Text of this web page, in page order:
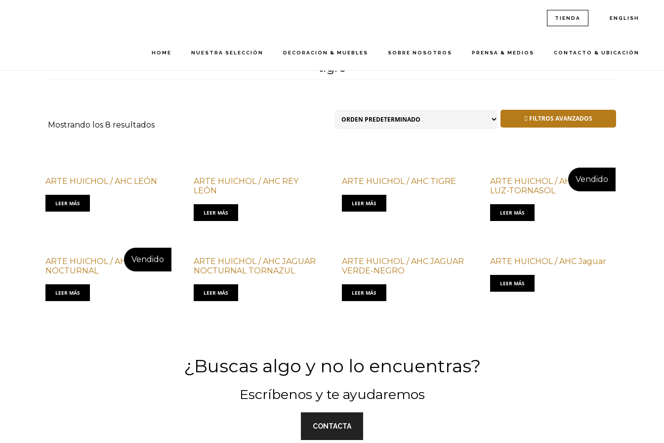
HOME NUESTRA SELECCIÓN DECORACIÓN & MUEBLES SOBRE NOSOTROS PRENSA & MEDIOS CONTACTO & UBICACIÓN
TIENDA ENGLISH
tigre
Mostrando los 8 resultados
FILTROS AVANZADOS
ARTE HUICHOL / AHC LEÓN
LEER MÁS
ARTE HUICHOL / AHC REY
LEÓN
LEER MÁS
ARTE HUICHOL / AHC TIGRE
LEER MÁS
ARTE HUICHOL / AHC JAGUAR
LUZ-TORNASOL
LEER MÁS
ARTE HUICHOL / AHC JAGUAR
NOCTURNAL
LEER MÁS
ARTE HUICHOL / AHC JAGUAR
NOCTURNAL TORNAZUL
LEER MÁS
ARTE HUICHOL / AHC JAGUAR
VERDE-NEGRO
LEER MÁS
ARTE HUICHOL / AHC Jaguar
LEER MÁS
¿Buscas algo y no lo encuentras?
Escríbenos y te ayudaremos
CONTACTA